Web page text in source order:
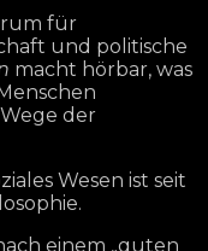
für
und politische
macht hörbar, was
der
Wesen ist seit
einem „guten